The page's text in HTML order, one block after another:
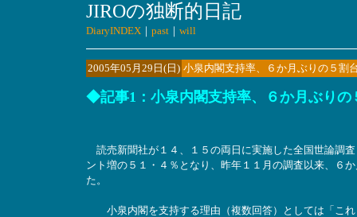
JIROの独断的日記
DiaryINDEX｜ past｜ will
2005年05月29日(日) 小泉内閣支持率、６か月ぶりの５割
◆記事1：小泉内閣支持率、６か月ぶりの
読売新聞社が１４、１５の両日に実施した全国世論調
ント増の５１・４％となり、昨年１１月の調査以来、６
た。
小泉内閣を支持する理由（複数回答）としては「これ